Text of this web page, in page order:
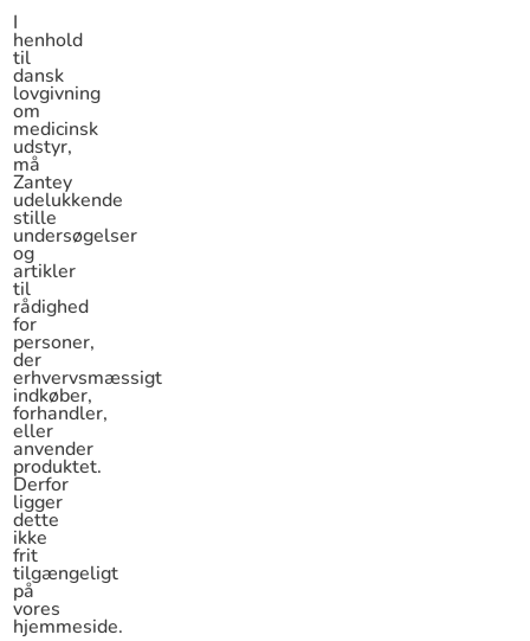
I
henhold
til
dansk
lovgivning
om
medicinsk
udstyr,
må
Zantey
udelukkende
stille
undersøgelser
og
artikler
til
rådighed
for
personer,
der
erhvervsmæssigt
indkøber,
forhandler,
eller
anvender
produktet.
Derfor
ligger
dette
ikke
frit
tilgængeligt
på
vores
hjemmeside.